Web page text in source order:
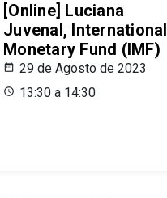
[Online] Luciana
Juvenal, International
Monetary Fund (IMF)
29 de Agosto de 2023
13:30 a 14:30